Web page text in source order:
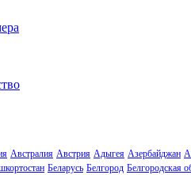
Австралия Австрия Адыгея Азербайджан
Беларусь Белгород Белгородская